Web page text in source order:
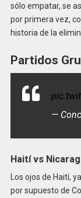
sólo empatar, se
por primera vez,
historia de la
Partidos
—
Haití vs
Los ojos de Haití,
por supuesto de